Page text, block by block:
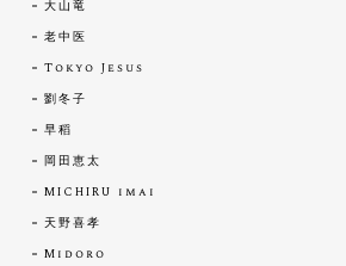
大山竜
老中医
Tokyo Jesus
劉冬子
早稻
岡田恵太
MICHIRU imai
天野喜孝
Midoro